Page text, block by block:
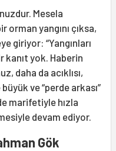
Mesela
orman yangını çıksa,
giriyor: “Yangınları
kanıt yok. Haberin
daha da acıklısı,
ve “perde arkası”
marifetiyle hızla
devam ediyor.
Gök